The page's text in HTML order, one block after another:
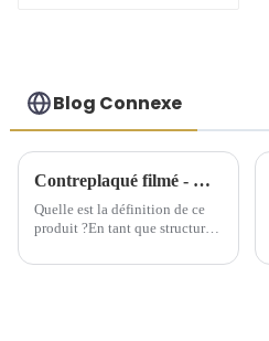
Blog Connexe
Contreplaqué filmé - Quel est ce produit ?
Quelle est la définition de ce
produit ?En tant que structure
contreplaqué filmé offre une